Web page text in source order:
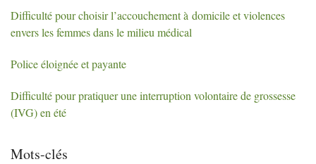
Difficulté pour choisir l’accouchement à domicile et violences
envers les femmes dans le milieu médical
Police éloignée et payante
Difficulté pour pratiquer une interruption volontaire de grossesse
(IVG) en été
Mots-clés